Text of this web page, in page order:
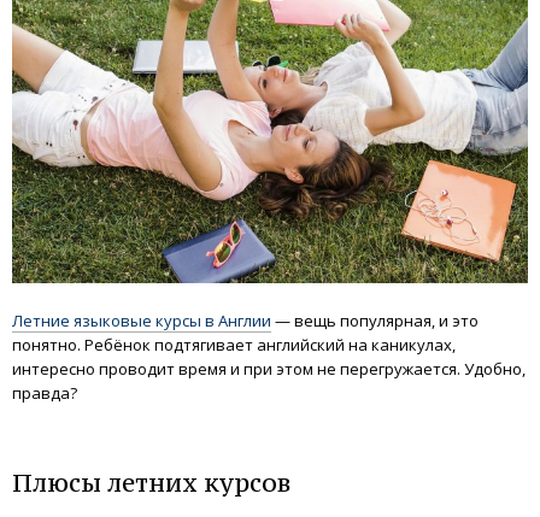
Летние языковые курсы в Англии — вещь популярная, и это
понятно. Ребёнок подтягивает английский на каникулах,
интересно проводит время и при этом не перегружается. Удобно,
правда?
Плюсы летних курсов